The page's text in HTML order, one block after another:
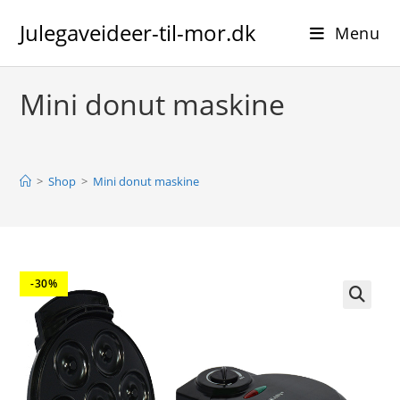
content
Julegaveideer-til-mor.dk Menu
Mini donut maskine
> Shop > Mini donut maskine
-30%